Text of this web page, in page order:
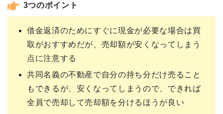
3つのポイント
借金返済のためにすぐに現金が必要な場合は買
取がおすすめだが、売却額が安くなってしまう
点に注意する
共同名義の不動産で自分の持ち分だけ売ること
もできるが、安くなってしまうので、できれば
全員で売却して売却額を分けるほうが良い